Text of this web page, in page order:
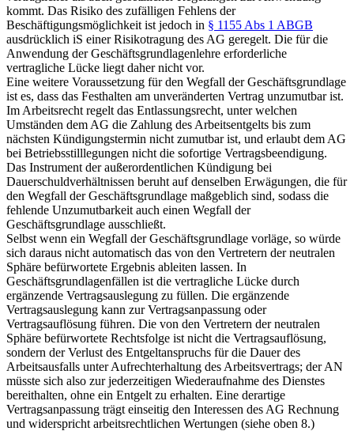
kommt. Das Risiko des zufälligen Fehlens der
Beschäftigungsmöglichkeit ist jedoch in § 1155 Abs 1 ABGB
ausdrücklich iS einer Risikotragung des AG geregelt. Die für die
Anwendung der Geschäftsgrundlagenlehre erforderliche
vertragliche Lücke liegt daher nicht vor.
Eine weitere Voraussetzung für den Wegfall der Geschäftsgrundlage
ist es, dass das Festhalten am unveränderten Vertrag unzumutbar ist.
Im Arbeitsrecht regelt das Entlassungsrecht, unter welchen
Umständen dem AG die Zahlung des Arbeitsentgelts bis zum
nächsten Kündigungstermin nicht zumutbar ist, und erlaubt dem AG
bei Betriebsstilllegungen nicht die sofortige Vertragsbeendigung.
Das Instrument der außerordentlichen Kündigung bei
Dauerschuldverhältnissen beruht auf denselben Erwägungen, die für
den Wegfall der Geschäftsgrundlage maßgeblich sind, sodass die
fehlende Unzumutbarkeit auch einen Wegfall der
Geschäftsgrundlage ausschließt.
Selbst wenn ein Wegfall der Geschäftsgrundlage vorläge, so würde
sich daraus nicht automatisch das von den Vertretern der neutralen
Sphäre befürwortete Ergebnis ableiten lassen. In
Geschäftsgrundlagenfällen ist die vertragliche Lücke durch
ergänzende Vertragsauslegung zu füllen. Die ergänzende
Vertragsauslegung kann zur Vertragsanpassung oder
Vertragsauflösung führen. Die von den Vertretern der neutralen
Sphäre befürwortete Rechtsfolge ist nicht die Vertragsauflösung,
sondern der Verlust des Entgeltanspruchs für die Dauer des
Arbeitsausfalls unter Aufrechterhaltung des Arbeitsvertrags; der AN
müsste sich also zur jederzeitigen Wiederaufnahme des Dienstes
bereithalten, ohne ein Entgelt zu erhalten. Eine derartige
Vertragsanpassung trägt einseitig den Interessen des AG Rechnung
und widerspricht arbeitsrechtlichen Wertungen (siehe oben 8.)